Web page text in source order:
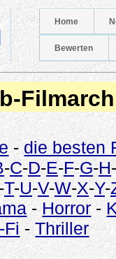
Home
Bewerten
-die besten
-C-D-E-F-G-H-
T-U-V-W-X-Y-
- Horror -
Fi -Thriller